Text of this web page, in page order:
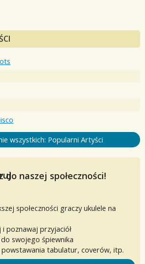
wszystkich: Popularni Artyści
do naszej społeczności!
społeczności graczy ukulele na
poznawaj przyjaciół
swojego śpiewnika
tabulatur, coverów, itp.